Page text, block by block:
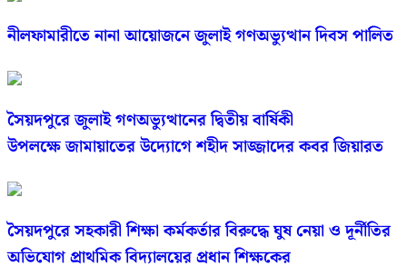
নীলফামারীতে নানা আয়োজনে জুলাই গণঅভ্যুত্থান দিবস পালিত
সৈয়দপুরে জুলাই গণঅভ্যুত্থানের দ্বিতীয় বার্ষিকী
উপলক্ষে জামায়াতের উদ্যোগে শহীদ সাজ্জাদের কবর জিয়ারত
সৈয়দপুরে সহকারী শিক্ষা কর্মকর্তার বিরুদ্ধে ঘুষ নেয়া ও দূর্নীতির
অভিযোগ প্রাথমিক বিদ্যালয়ের প্রধান শিক্ষকের